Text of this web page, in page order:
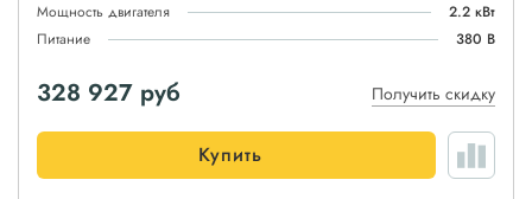
Мощность двигателя
2.2 кВт
Питание
380 В
328 927 руб Получить скидку
Купить